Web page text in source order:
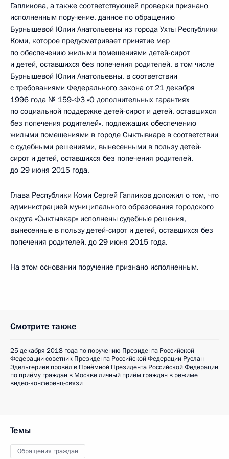
Гапликова, а также соответствующей проверки признано
исполненным поручение, данное по обращению
Бурнышевой Юлии Анатольевны из города Ухты Республики
Коми, которое предусматривает принятие мер
по обеспечению жилыми помещениями детей-сирот
и детей, оставшихся без попечения родителей, в том числе
Бурнышевой Юлии Анатольевны, в соответствии
с требованиями Федерального закона от 21 декабря
1996 года № 159-ФЗ «О дополнительных гарантиях
по социальной поддержке детей-сирот и детей, оставшихся
без попечения родителей», подлежащих обеспечению
жилыми помещениями в городе Сыктывкаре в соответствии
с судебными решениями, вынесенными в пользу детей-
сирот и детей, оставшихся без попечения родителей,
до 29 июня 2015 года.
Глава Республики Коми Сергей Гапликов доложил о том, что
администрацией муниципального образования городского
округа «Сыктывкар» исполнены судебные решения,
вынесенные в пользу детей-сирот и детей, оставшихся без
попечения родителей, до 29 июня 2015 года.
На этом основании поручение признано исполненным.
Смотрите также
25 декабря 2018 года по поручению Президента Российской
Федерации советник Президента Российской Федерации Руслан
Эдельгериев провёл в Приёмной Президента Российской Федерации
по приёму граждан в Москве личный приём граждан в режиме
видео-конференц-связи
Темы
Обращения граждан